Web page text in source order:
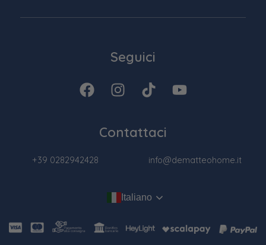
Seguici
Contattaci
+39 0282942428 info@dematteohome.it
Italiano